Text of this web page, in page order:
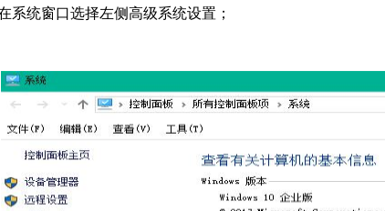
系统窗口选择左侧高级系统设置；